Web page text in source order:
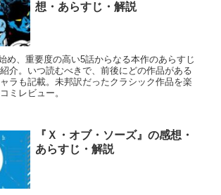
想・あらすじ・解説
め、重要度の高い5話からなる本作のあらすじ
介。いつ読むべきで、前後にどの作品がある
ラも記載。未邦訳だったクラシック作品を楽
ミレビュー。
『Ｘ・オブ・ソーズ』の感想・
あらすじ・解説